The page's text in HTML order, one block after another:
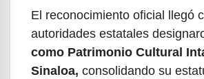
El reconocimiento oficial llegó
autoridades estatales
como Patrimonio Cultural
Sinaloa, consolidando su